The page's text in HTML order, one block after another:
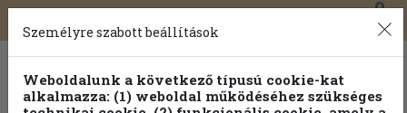
Toggle
navigation
0
Személyre szabott beállítások
Weboldalunk a következő típusú cookie-kat
alkalmazza: (1) weboldal működéséhez szükséges